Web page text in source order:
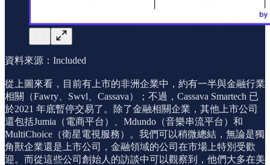
資料來源：Included
從上圖來看，目前有上市的非洲企業中，約有一半與金融行業
相關（Fawry、Swvl、Cassava）；不過，Cassava Smartech 已
於2021 年底暫停交易了。除了金融相關企業，其他上市公司
還包括Jumia（電商平台）、Mdundo（音樂串流平台）和
MultiChoice（衛星電視服務）。我們可以稍微總結，無論是獨
角獸企業還是上市公司，金融領域的公司在市場上特別受歡
迎。而從這些公司創始人的訪談中可以觀察到，他們大多在美